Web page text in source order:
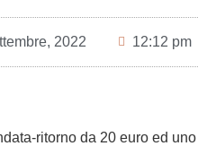
2022 12:12 pm
ritorno da 20 euro ed